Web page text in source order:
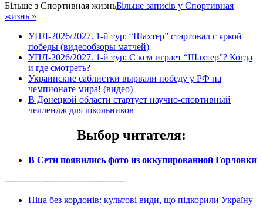
Більше з Спортивная жизньБільше записів у Спортивная
жизнь »
УПЛ-2026/2027. 1-й тур: “Шахтер” стартовал с яркой
победы (видеообзоры матчей)
УПЛ-2026/2027. 1-й тур: С кем играет “Шахтер”? Когда
и где смотреть?
Украинские саблистки вырвали победу у РФ на
чемпионате мира! (видео)
В Донецкой области стартует научно-спортивный
челлендж для школьников
Выбор читателя:
В Сети появились фото из оккупированной Горловки
-----------------------------------------
Піца без кордонів: культові види, що підкорили Україну